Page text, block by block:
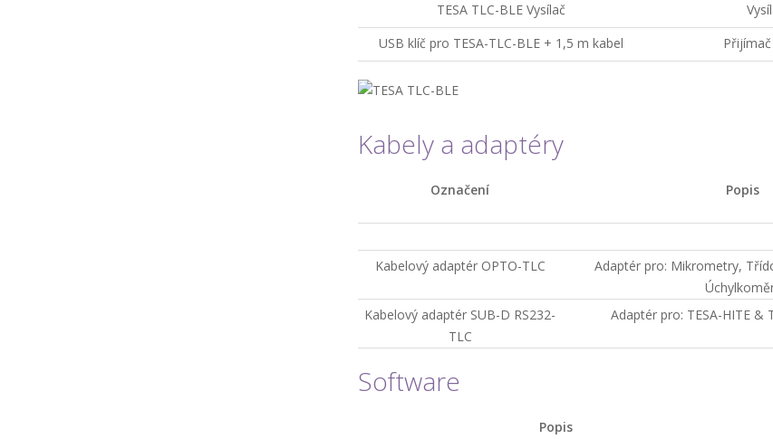
TESA TLC-BLE Vysílač
USB klíč pro TESA-TLC-BLE + 1,5 m kabel Přijímač
Kabely a adaptéry
Označení Popis
Kabelový adaptér OPTO-TLC
Adaptér pro: Mikrometry,
Kabelový adaptér SUB-D RS232-
TLC
Adaptér pro: TESA-HITE &
Software
Popis